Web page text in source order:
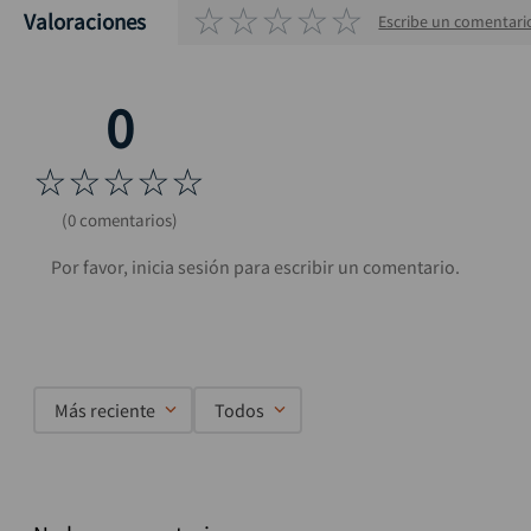
Valoraciones ☆☆☆☆☆ Escribe un
☆☆☆☆☆
(0 comentarios)
Más reciente Todos